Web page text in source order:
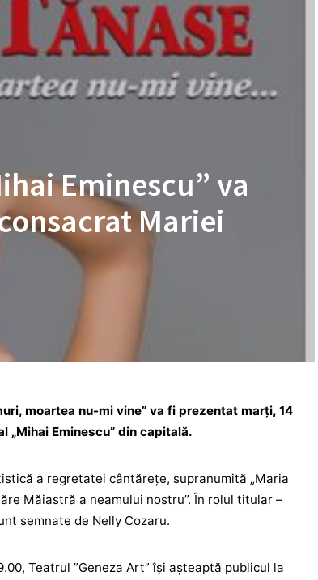
Eminescu” va
Mariei
moartea nu-mi vine” va fi prezentat marți, 14
„Mihai Eminescu” din capitală.
a regretatei cântăreţe, supranumită „Maria
Măiastră a neamului nostru”. În rolul titular –
semnate de Nelly Cozaru.
Teatrul ”Geneza Art” își așteaptă publicul la